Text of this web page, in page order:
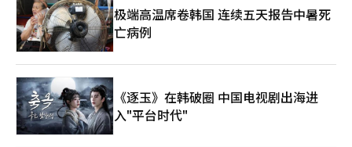
极端高温席卷韩国 连续五天报告中暑死
亡病例
《逐玉》在韩破圈 中国电视剧出海进
入"平台时代"